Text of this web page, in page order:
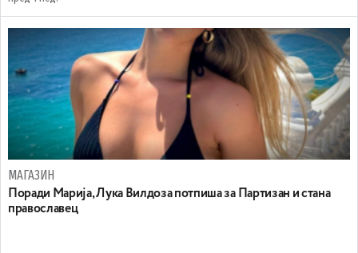
МАГАЗИН
Поради Марија, Лука Вилдоза потпиша за Партизан и стана
православец